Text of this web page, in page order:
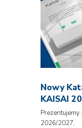
Nowy
KAISAI
2026/